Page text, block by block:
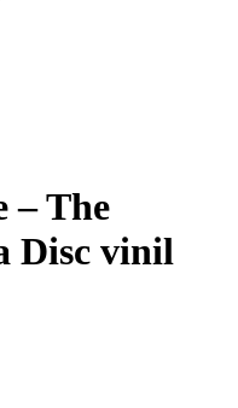
– The
Disc vinil